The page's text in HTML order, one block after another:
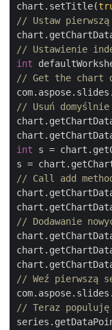
chart.setTitle(
// Ustaw
// Ustawienie
int
// Get the chart
// Usuń
int s =
// Call add
// Dodawanie
// Weź pierwszą
// Teraz populuję